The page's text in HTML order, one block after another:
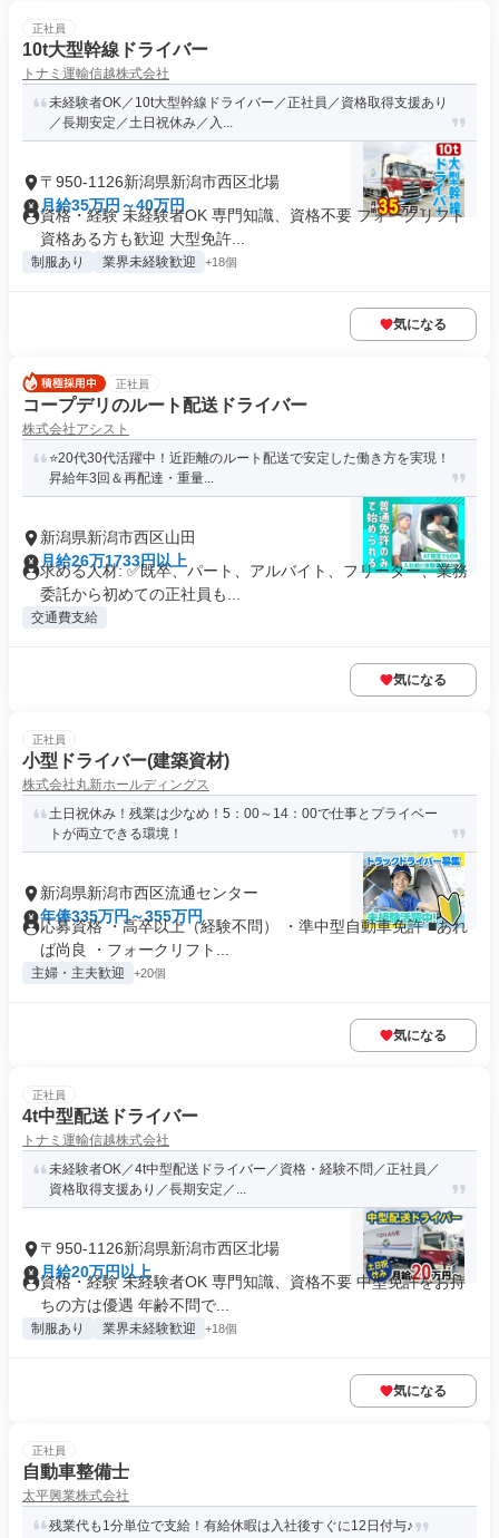
正社員
10t大型幹線ドライバー
トナミ運輸信越株式会社
未経験者OK／10t大型幹線ドライバー／正社員／資格取得支援あり
／長期安定／土日祝休み／入...
〒950-1126新潟県新潟市西区北場
月給35万円～40万円
資格・経験 未経験者OK 専門知識、資格不要 フォークリフト
資格ある方も歓迎 大型免許...
制服あり 業界未経験歓迎 +18個
気になる
正社員
コープデリのルート配送ドライバー
株式会社アシスト
⭐️20代30代活躍中！近距離のルート配送で安定した働き方を実現！
昇給年3回＆再配達・重量...
新潟県新潟市西区山田
月給26万1733円以上
求める人材: ✅️既卒、パート、アルバイト、フリーター、業務
委託から初めての正社員も...
交通費支給
気になる
正社員
小型ドライバー(建築資材)
株式会社丸新ホールディングス
土日祝休み！残業は少なめ！5：00～14：00で仕事とプライベー
トが両立できる環境！
新潟県新潟市西区流通センター
年俸335万円～355万円
応募資格 ・高卒以上（経験不問） ・準中型自動車免許 ■あれ
ば尚良 ・フォークリフト...
主婦・主夫歓迎 +20個
気になる
正社員
4t中型配送ドライバー
トナミ運輸信越株式会社
未経験者OK／4t中型配送ドライバー／資格・経験不問／正社員／
資格取得支援あり／長期安定／...
〒950-1126新潟県新潟市西区北場
月給20万円以上
資格・経験 未経験者OK 専門知識、資格不要 中型免許をお持
ちの方は優遇 年齢不問で...
制服あり 業界未経験歓迎 +18個
気になる
正社員
自動車整備士
太平興業株式会社
残業代も1分単位で支給！有給休暇は入社後すぐに12日付与♪